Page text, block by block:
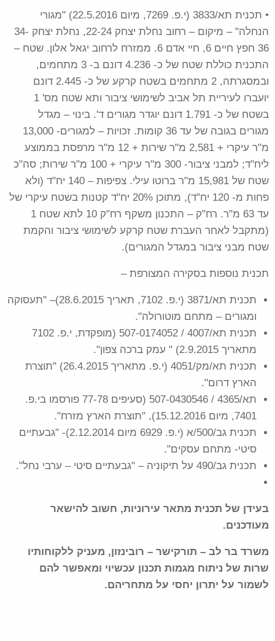
• תכנית תא/3833 (י.פ. 7269, מיום 22.5.2016) "מגורי
הנחלה" –
מיקום – רחוב נחלת יצחק 22-24, נחלת יצחק 34-
36 חפץ חיים 6, חיי אדם 6. ממזרח לרחוב יגאל אלון. שטח –
התכנית כוללת שטח של כ- 4.236 דונם ב- 3 מתחמים,
ובמסגרתה, 2 מתחמים בשטח קרקע של כ- 2.445 דונם
יועברו לעיריית תל אביב לשימושי ציבור ותא שטח מס' 1
בשטח של כ- 1.791 דונם יוגדר מגורים ד'. בינוי – מגדל
מגורים בגובה של עד 36 קומות. זכויות – למגורים- 13,000
מ"ר עיקרי + 2,581 מ"ר שירות + 12 מ"ר מרפסת בממוצע
ליח"ד; למבני ציבור- 300 מ"ר עיקרי + 100 מ"ר שירות; סה"כ
שטח של 15,981 מ"ר ברוטו עילי. צפיפות – 140 יח"ד (ולא
פחות מ- 120 יח"ד), מתוכן 20% יח"ד קטנות בשטח עיקרי של
עד 63 מ"ר. רח"ק – התכנון משקף רח"ק 10 לתא שטח 1
(מתקבל לאחר העברת שטח קרקע לשימושי ציבור והקמת
שטח מבני ציבור במגדל המגורים).
תכנית נוספות בסקירה המצורפת –
תכנית תא/3871 (י.פ. 7102, תאריך 28.6.2015)– "תעסוקה
ומגורים – מתחם מוטורולה".
תכנית תא/4007 / 507-0174052 (מופקדת, י.פ. 7102
מתאריך 2.9.2015) " עמק ברכה צפון".
תכנית תא/מק/4051 (י.פ. מתאריך 26.4.2015) "תוצרת
הארץ דרום".
תא/4365 / 507-0430546 (סעיפים 77-78 פורסמו בי.פ.
7401, מיום 15.12.2016), "תוצרת הארץ מזרח".
תכנית גב/500/א (י.פ. 6929 מיום 2.12.2014)- "גבעתיים
סיטי- מתחם עסקים".
תכנית גב/490 על תיקוניה – "גבעתיים סיטי – ערבי נחל".
בעידן של תכנית מתאר עירוניות, חשוב להישאר
מעודכנים.
משרד בר לב – תורקישר – רובינזון, מעניק ללקוחותיו
שרות של ניתוח מגמות תכנון עכשיוי ומאפשר להם
לשמור על יתרון יחסי על מתחריהם.